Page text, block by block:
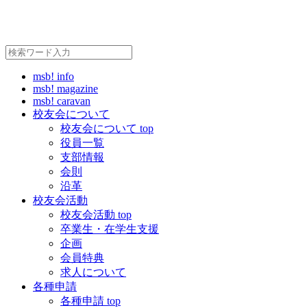
msb! info
msb! magazine
msb! caravan
校友会について
校友会について top
役員一覧
支部情報
会則
沿革
校友会活動
校友会活動 top
卒業生・在学生支援
企画
会員特典
求人について
各種申請
各種申請 top